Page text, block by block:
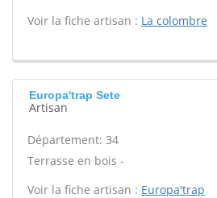
Voir la fiche artisan : La colombre
Europa'trap Sete
Artisan
Département: 34
Terrasse en bois -
Voir la fiche artisan : Europa'trap